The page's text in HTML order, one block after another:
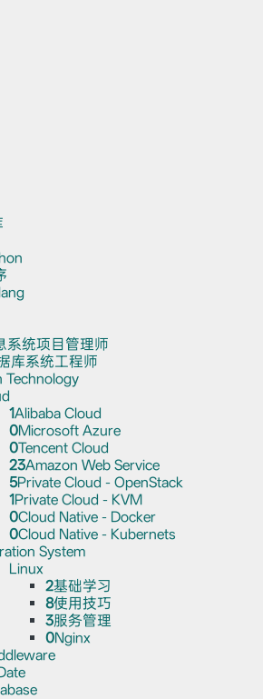
系统项目管理师
库系统工程师
Technology
1Alibaba Cloud
0Microsoft Azure
0Tencent Cloud
23Amazon Web Service
5Private Cloud - OpenStack
1Private Cloud - KVM
0Cloud Native - Docker
0Cloud Native - Kubernets
System
Linux
2基础学习
8使用技巧
3服务管理
0Nginx